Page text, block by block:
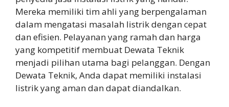
Mereka memiliki tim ahli yang berpengalaman
dalam mengatasi masalah listrik dengan cepat
dan efisien. Pelayanan yang ramah dan harga
yang kompetitif membuat Dewata Teknik
menjadi pilihan utama bagi pelanggan. Dengan
Dewata Teknik, Anda dapat memiliki instalasi
listrik yang aman dan dapat diandalkan.